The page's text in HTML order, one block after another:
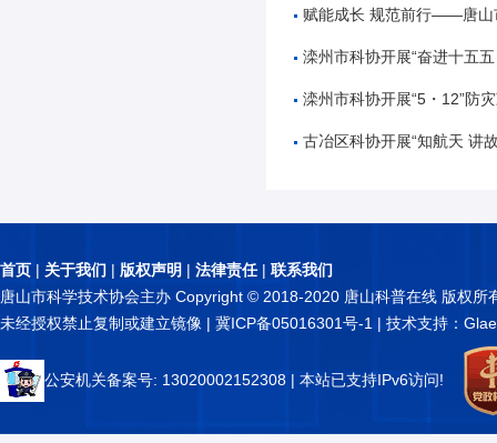
赋能成长 规范前行——唐山市公路学会举办公路工
滦州市科协开展“奋进十五五 科技谱新篇”全国
滦州市科协开展“5・12”防灾减
古冶区科协开展“知航天 讲故事 逐星辰——中国
首页 | 关于我们 | 版权声明 | 法律责任| 联系我们
唐山市科学技术协会主办 Copyright © 2018-2020 唐山科普在线 版权所
未经授权禁止复制或建立镜像 | 冀ICP备05016301号-1 | 技术支持：
公安机关备案号: 13020002152308 | 本站已支持IPv6访问!